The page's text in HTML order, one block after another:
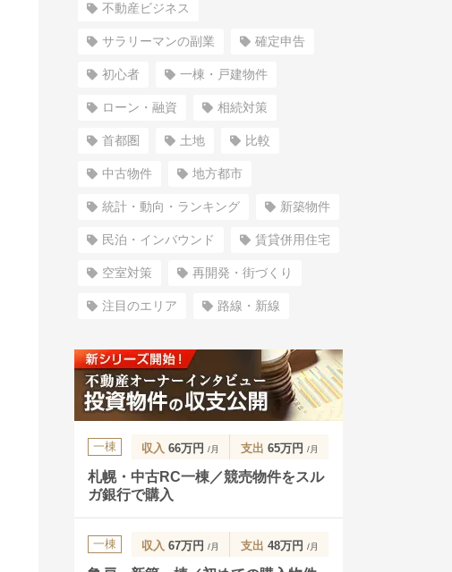
不動産ビジネス
サラリーマンの副業 確定申告
初心者 一棟・戸建物件
ローン・融資 相続対策
首都圏 土地 比較
中古物件 地方都市
統計・動向・ランキング 新築物件
民泊・インバウンド 賃貸併用住宅
空室対策 再開発・街づくり
注目のエリア 路線・新線
一棟 収入 66万円 /月 支出 65万円 /月
札幌・中古RC一棟／競売物件をスル
ガ銀行で購入
一棟 収入 67万円 /月 支出 48万円 /月